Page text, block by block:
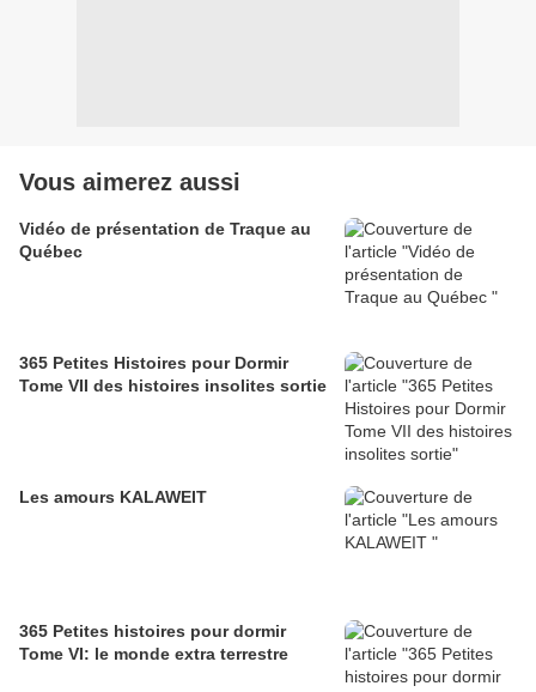
Vous aimerez aussi
Vidéo de présentation de Traque au
Québec
365 Petites Histoires pour Dormir
Tome VII des histoires insolites sortie
Les amours KALAWEIT
365 Petites histoires pour dormir
Tome VI: le monde extra terrestre